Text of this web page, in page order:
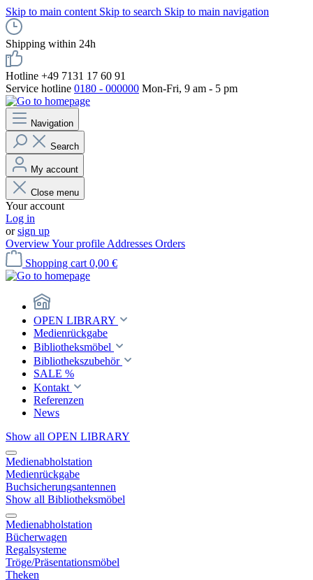
Skip to main content Skip to search Skip to main navigation
Shipping within 24h
Hotline +49 7131 17 60 91
Service hotline 0180 - 000000 Mon-Fri, 9 am - 5 pm
Navigation
Search
My account
Close menu
Your account
Log in
orsign up
OverviewYour profile Addresses Orders
Shopping cart 0,00 €
OPEN LIBRARY
Medienrückgabe
Bibliotheksmöbel
Bibliothekszubehör
SALE %
Kontakt
Referenzen
News
Show all OPEN LIBRARY
Medienabholstation
Medienrückgabe
Buchsicherungsantennen
Show all Bibliotheksmöbel
Medienabholstation
Bücherwagen
Regalsysteme
Tröge/Präsentationsmöbel
Theken